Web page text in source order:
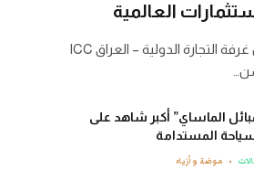
العالمية
بغداد – خاص أكد رئيس غرفة التجارة الدولية – العراق ICC
الماساي” أكبر شاهد على
المستدامة
موضة وأزياء